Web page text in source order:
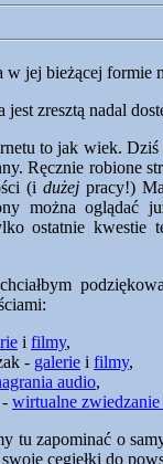
w jej bieżącej formie
zresztą nadal
to jak wiek. Dziś
Ręcznie robione
(idużej pracy!)
można oglądać
ostatnie
i filmy,
- galerie i filmy,
audio,
wirtualne zwiedzanie
tu zapominać o
cegiełki do